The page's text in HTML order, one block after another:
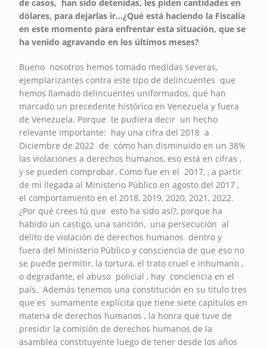
de casos, han sido detenidas, les piden cantidades en
dólares, para dejarlas ir…¿Qué está haciendo la Fiscalía
en este momento para enfrentar esta situación, que se
ha venido agravando en los últimos meses?
Bueno nosotros hemos tomado medidas severas,
ejemplarizantes contra este tipo de delincuentes que
hemos llamado delincuentes uniformados, que han
marcado un precedente histórico en Venezuela y fuera
de Venezuela. Porque te pudiera decir un hecho
relevante importante: hay una cifra del 2018 a
Diciembre de 2022 de cómo han disminuido en un 38%
las violaciones a derechos humanos, eso está en cifras ,
y se pueden comprobar. Como fue en el 2017, , a partir
de mi llegada al Ministerio Público en agosto del 2017 ,
el comportamiento en el 2018, 2019, 2020, 2021, 2022.
¿Por qué crees tú que esto ha sido así?, porque ha
habido un castigo, una sanción, una persecución al
delito de violación de derechos humanos dentro y
fuera del Ministerio Público y consciencia de que eso no
se puede permitir, la tortura, el trato cruel e inhumano ,
o degradante, el abuso policial , hay conciencia en el
país. Además tenemos una constitución en su título tres
que es sumamente explícita que tiene siete capítulos en
materia de derechos humanos , la honra que tuve de
presidir la comisión de derechos humanos de la
asamblea constituyente luego de tener desde los años